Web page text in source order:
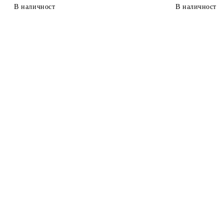
В наличност В наличност